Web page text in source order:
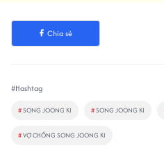
Chia sẻ
#Hashtag
#SONG JOONG KI #SONG JOONG KI
#VỢ CHỒNG SONG JOONG KI